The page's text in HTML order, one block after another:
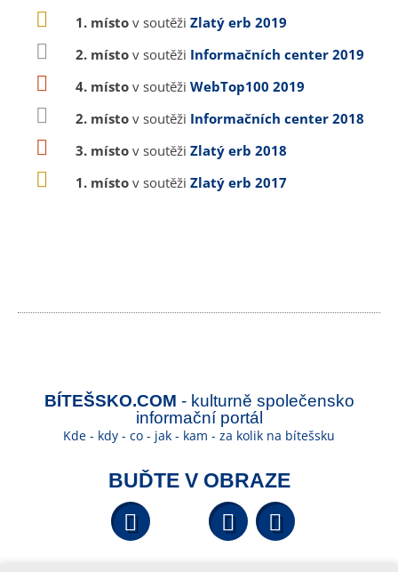
1. místo v soutěži Zlatý erb 2019
2. místo v soutěži Informačních center 2019
4. místo v soutěži WebTop100 2019
2. místo v soutěži Informačních center 2018
3. místo v soutěži Zlatý erb 2018
1. místo v soutěži Zlatý erb 2017
BÍTEŠSKO.COM - kulturně společensko
informační portál
Kde - kdy - co - jak - kam - za kolik na bítešsku
BUĎTE V OBRAZE
Facebook YouTube